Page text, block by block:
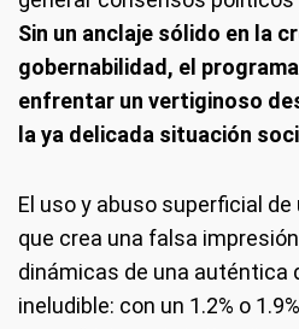
Sin un anclaje sólido en la
gobernabilidad, el
enfrentar un vertiginoso
la ya delicada situación
El uso y abuso superficial
que crea una falsa
dinámicas de una auténtica
ineludible: con un 1.2% o